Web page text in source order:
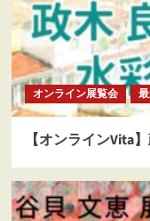
オンライン展覧会
【オンラインVita